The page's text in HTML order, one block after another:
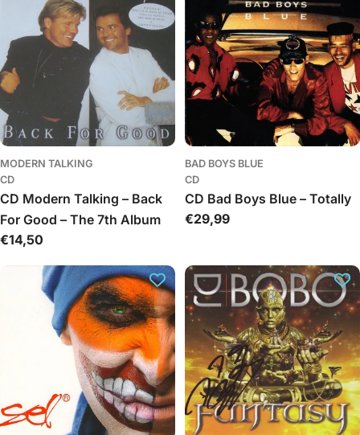
MODERN TALKING
CD
CD Modern Talking – Back
For Good – The 7th Album
Įprasta
€14,50
BAD BOYS BLUE
CD
CD Bad Boys Blue – Totally
Įprasta
€29,99